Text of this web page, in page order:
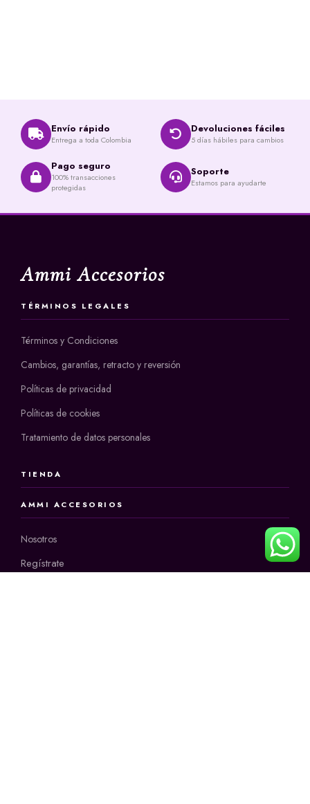
Envío rápido
Entrega a toda Colombia
Devoluciones fáciles
5 días hábiles para cambios
Pago seguro
100% transacciones
protegidas
Soporte
Estamos para ayudarte
Ammi Accesorios
TÉRMINOS LEGALES
Términos y Condiciones
Cambios, garantías, retracto y reversión
Políticas de privacidad
Políticas de cookies
Tratamiento de datos personales
TIENDA
AMMI ACCESORIOS
Nosotros
Regístrate